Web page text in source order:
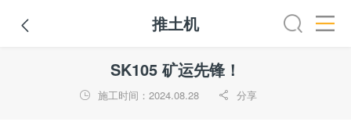
 推土机
压路机 平地机 装载机
SK105 矿运先锋！
 施工时间：2024.08.28  分享